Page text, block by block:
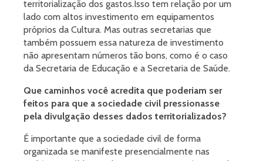
territorialização dos gastos.Isso tem relação por um
lado com altos investimento em equipamentos
próprios da Cultura. Mas outras secretarias que
também possuem essa natureza de investimento
não apresentam números tão bons, como é o caso
da Secretaria de Educação e a Secretaria de Saúde.
Que caminhos você acredita que poderiam ser
feitos para que a sociedade civil pressionasse
pela divulgação desses dados territorializados?
É importante que a sociedade civil de forma
organizada se manifeste presencialmente nas